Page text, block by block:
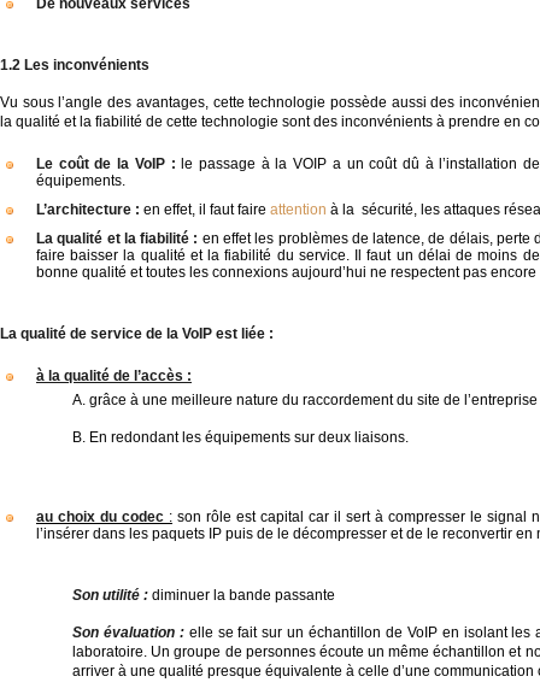
De nouveaux services
1.2 Les inconvénients
Vu sous l’angle des avantages, cette technologie possède aussi des
la qualité et la fiabilité de cette technologie sont des inconvénients à prendre en
Le coût de la VoIP : le passage à la VOIP a un coût dû à l’installation
équipements.
L’architecture : en effet, il faut faire attention à la sécurité, les attaques
La qualité et la fiabilité : en effet les problèmes de latence, de délais, perte
faire baisser la qualité et la fiabilité du service. Il faut un délai de moins
bonne qualité et toutes les connexions aujourd’hui ne respectent pas
La qualité de service de la VoIP est liée :
à la qualité de l’accès :
A. grâce à une meilleure nature du raccordement du site de
B. En redondant les équipements sur deux liaisons.
au choix du codec : son rôle est capital car il sert à compresser le signal
l’insérer dans les paquets IP puis de le décompresser et de le reconvertir
Son utilité : diminuer la bande passante
Son évaluation : elle se fait sur un échantillon de VoIP en isolant les
laboratoire. Un groupe de personnes écoute un même échantillon et
arriver à une qualité presque équivalente à celle d’une communication